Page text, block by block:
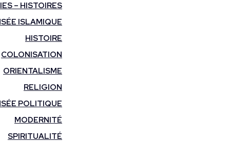
– HISTOIRES
ISLAMIQUE
HISTOIRE
COLONISATION
ORIENTALISME
RELIGION
POLITIQUE
MODERNITÉ
SPIRITUALITÉ